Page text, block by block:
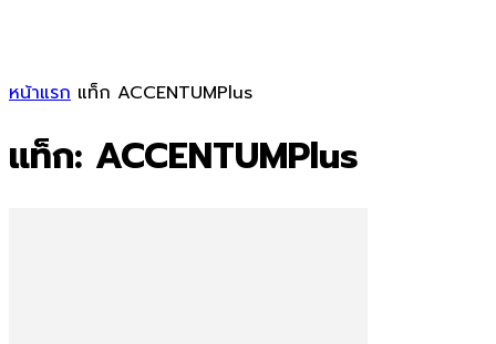
หน้าแรก แท็ก ACCENTUMPlus
แท็ก: ACCENTUMPlus